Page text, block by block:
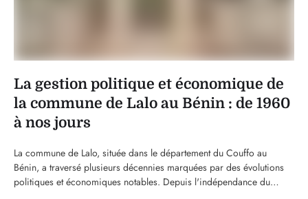
La gestion politique et économique de
la commune de Lalo au Bénin : de 1960
à nos jours
La commune de Lalo, située dans le département du Couffo au
Bénin, a traversé plusieurs décennies marquées par des évolutions
politiques et économiques notables. Depuis l'indépendance du